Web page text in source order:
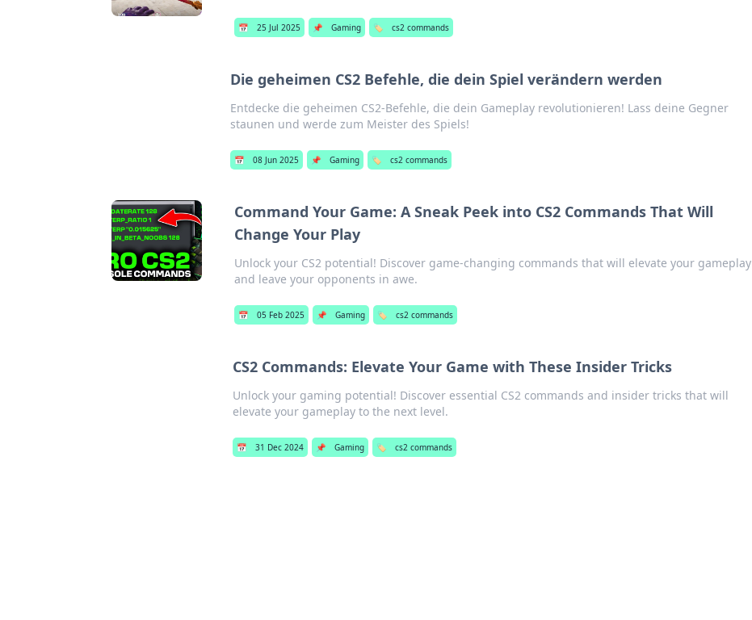
📅 25 Jul 2025 📌 Gaming 🏷️ cs2 commands
Die geheimen CS2 Befehle, die dein Spiel verändern werden
Entdecke die geheimen CS2-Befehle, die dein Gameplay revolutionieren! Lass deine Gegner
staunen und werde zum Meister des Spiels!
📅 08 Jun 2025 📌 Gaming 🏷️ cs2 commands
Command Your Game: A Sneak Peek into CS2 Commands That Will
Change Your Play
Unlock your CS2 potential! Discover game-changing commands that will elevate your gameplay
and leave your opponents in awe.
📅 05 Feb 2025 📌 Gaming 🏷️ cs2 commands
CS2 Commands: Elevate Your Game with These Insider Tricks
Unlock your gaming potential! Discover essential CS2 commands and insider tricks that will
elevate your gameplay to the next level.
📅 31 Dec 2024 📌 Gaming 🏷️ cs2 commands